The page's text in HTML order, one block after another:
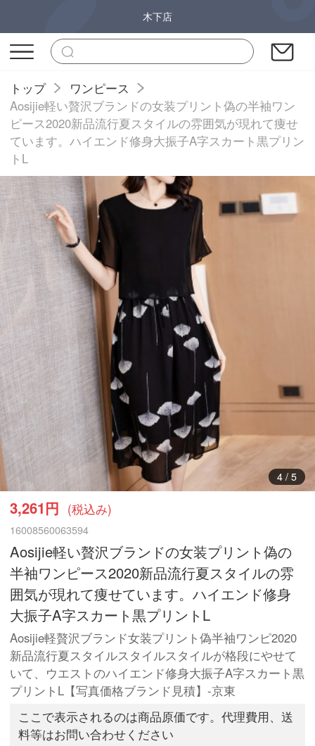
木下店
トップ
ワンピース
Aosijie軽い贅沢ブランドの女装プリント偽の半袖ワン
ピース2020新品流行夏スタイルの雰囲気が現れて痩せ
ています。ハイエンド修身大振子A字スカート黒プリン
トL
4/ 5
3,261円 (税込み)
16008560063594
Aosijie軽い贅沢ブランドの女装プリント偽の
半袖ワンピース2020新品流行夏スタイルの雰
囲気が現れて痩せています。ハイエンド修身
大振子A字スカート黒プリントL
Aosijie軽贅沢ブランド女装プリント偽半袖ワンピ2020
新品流行夏スタイルスタイルスタイルが格段にやせて
いて、ウエストのハイエンド修身大振子A字スカート黒
プリントL【写真価格ブランド見積】-京東
ここで表示されるのは商品原価です。代理費用、送
料等はお問い合わせください